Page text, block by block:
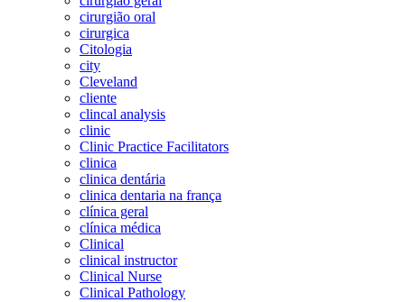
cirurgião oral
cirurgica
Citologia
city
Cleveland
cliente
clincal analysis
clinic
Clinic Practice Facilitators
clinica
clinica dentária
clinica dentaria na frança
clínica geral
clínica médica
Clinical
clinical instructor
Clinical Nurse
Clinical Pathology